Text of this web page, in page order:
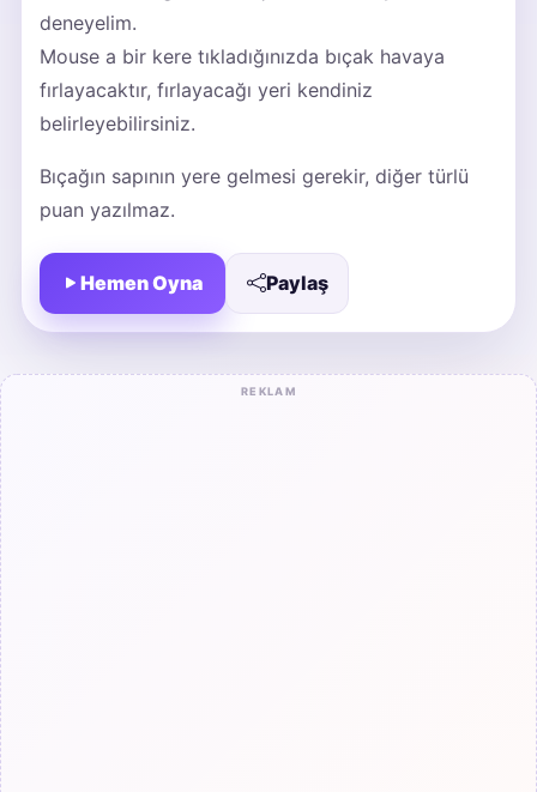
deneyelim.
Mouse a bir kere tıkladığınızda bıçak havaya
fırlayacaktır, fırlayacağı yeri kendiniz
belirleyebilirsiniz.
Bıçağın sapının yere gelmesi gerekir, diğer türlü
puan yazılmaz.
Hemen Oyna Paylaş
REKLAM